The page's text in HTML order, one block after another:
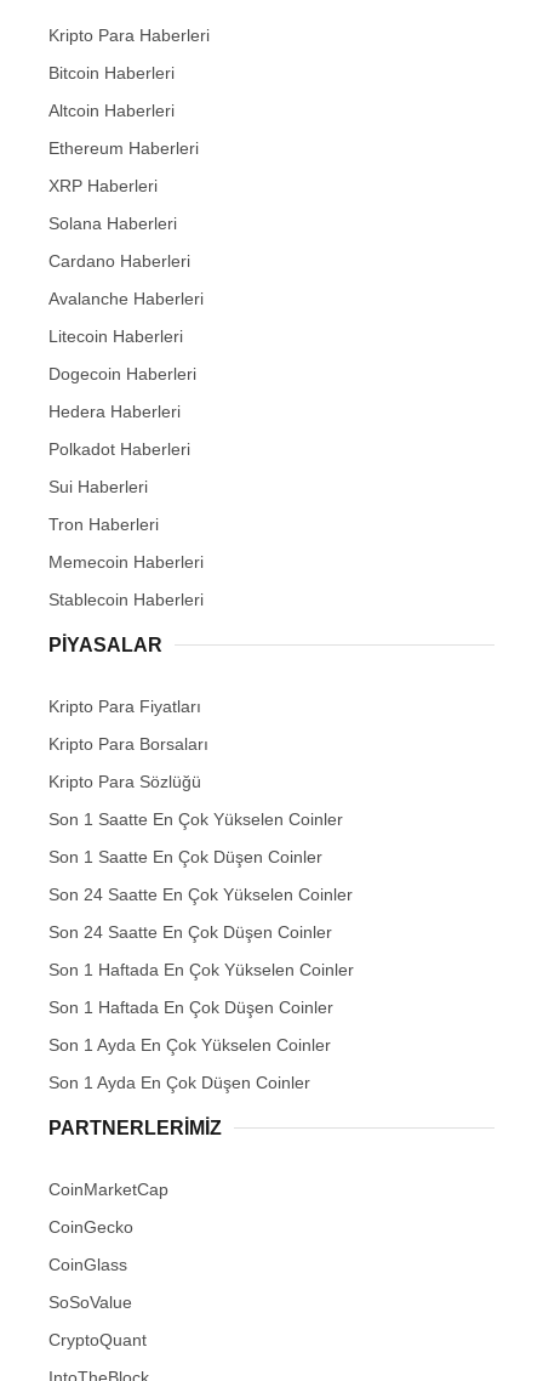
Kripto Para Haberleri
Bitcoin Haberleri
Altcoin Haberleri
Ethereum Haberleri
XRP Haberleri
Solana Haberleri
Cardano Haberleri
Avalanche Haberleri
Litecoin Haberleri
Dogecoin Haberleri
Hedera Haberleri
Polkadot Haberleri
Sui Haberleri
Tron Haberleri
Memecoin Haberleri
Stablecoin Haberleri
PIYASALAR
Kripto Para Fiyatları
Kripto Para Borsaları
Kripto Para Sözlüğü
Son 1 Saatte En Çok Yükselen Coinler
Son 1 Saatte En Çok Düşen Coinler
Son 24 Saatte En Çok Yükselen Coinler
Son 24 Saatte En Çok Düşen Coinler
Son 1 Haftada En Çok Yükselen Coinler
Son 1 Haftada En Çok Düşen Coinler
Son 1 Ayda En Çok Yükselen Coinler
Son 1 Ayda En Çok Düşen Coinler
PARTNERLERIMIZ
CoinMarketCap
CoinGecko
CoinGlass
SoSoValue
CryptoQuant
IntoTheBlock